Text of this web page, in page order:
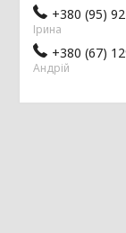
+380 (95)
Ірина
+380 (67)
Андрій